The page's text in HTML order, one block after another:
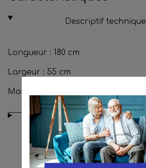
Descriptif technique
Longueur : 180 cm
Largeur : 55 cm
Matières : mibrofibre ou microbille
Conseils d’entretien